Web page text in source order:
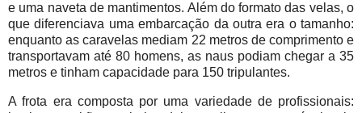
e uma naveta de mantimentos. Além do formato das velas, o
que diferenciava uma embarcação da outra era o tamanho:
enquanto as caravelas mediam 22 metros de comprimento e
transportavam até 80 homens, as naus podiam chegar a 35
metros e tinham capacidade para 150 tripulantes.
A frota era composta por uma variedade de profissionais: